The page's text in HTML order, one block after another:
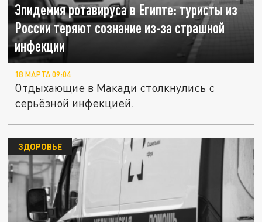
Эпидемия ротавируса в Египте: туристы из
России теряют сознание из-за страшной
инфекции
18 МАРТА 09:04
Отдыхающие в Макади столкнулись с
серьёзной инфекцией.
ЗДОРОВЬЕ